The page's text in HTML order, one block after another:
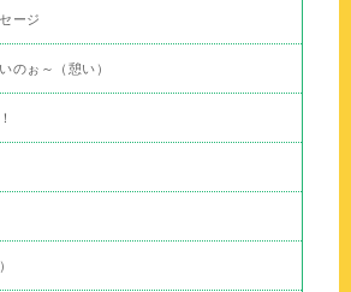
ージ
のぉ～（憩い）